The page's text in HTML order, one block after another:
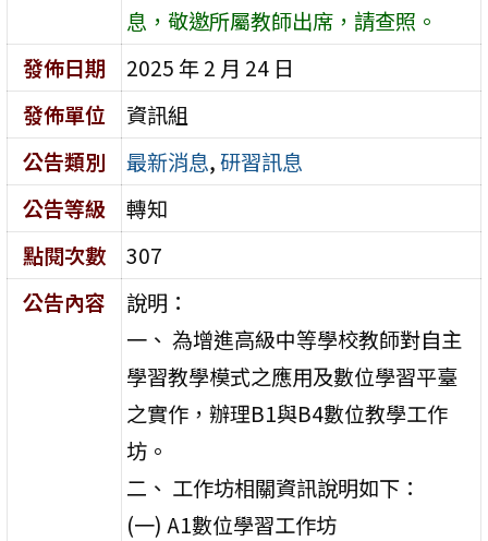
息，敬邀所屬教師出席，請查照。
發佈日期
2025 年 2 月 24 日
發佈單位
資訊組
公告類別
最新消息,研習訊息
公告等級
轉知
點閱次數
307
公告內容
說明：
一、 為增進高級中等學校教師對自主
學習教學模式之應用及數位學習平臺
之實作，辦理B1與B4數位教學工作
坊。
二、 工作坊相關資訊說明如下：
(一) A1數位學習工作坊